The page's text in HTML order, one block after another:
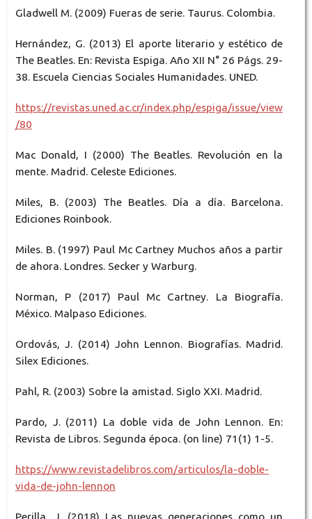
Gladwell M. (2009) Fueras de serie. Taurus. Colombia.
Hernández, G. (2013) El aporte literario y estético de
The Beatles. En: Revista Espiga. Año XII N° 26 Págs. 29-
38. Escuela Ciencias Sociales Humanidades. UNED.
https://revistas.uned.ac.cr/index.php/espiga/issue/view
/80
Mac Donald, I (2000) The Beatles. Revolución en la
mente. Madrid. Celeste Ediciones.
Miles, B. (2003) The Beatles. Día a día. Barcelona.
Ediciones Roinbook.
Miles. B. (1997) Paul Mc Cartney Muchos años a partir
de ahora. Londres. Secker y Warburg.
Norman, P (2017) Paul Mc Cartney. La Biografía.
México. Malpaso Ediciones.
Ordovás, J. (2014) John Lennon. Biografías. Madrid.
Silex Ediciones.
Pahl, R. (2003) Sobre la amistad. Siglo XXI. Madrid.
Pardo, J. (2011) La doble vida de John Lennon. En:
Revista de Libros. Segunda época. (on line) 71(1) 1-5.
https://www.revistadelibros.com/articulos/la-doble-
vida-de-john-lennon
Perilla, J. (2018) Las nuevas generaciones como un